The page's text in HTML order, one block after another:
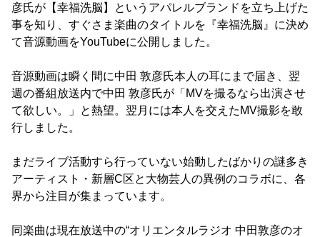
彦氏が【幸福洗脳】というアパレルブランドを立ち上げた
事を知り、すぐさま楽曲のタイトルを『幸福洗脳』に決め
て音源動画をYouTubeに公開しました。
音源動画は瞬く間に中田 敦彦氏本人の耳にまで届き、翌
週の番組放送内で中田 敦彦氏が「MVを撮るなら出演させ
て欲しい。」と熱望。翌月には本人を交えたMV撮影を敢
行しました。
まだライブ活動すら行っていない始動したばかりの謎多き
アーティスト・新層C区と大物芸人の異例のコラボに、各
界から注目が集まっています。
同楽曲は現在放送中の“オリエンタルラジオ 中田敦彦のオ